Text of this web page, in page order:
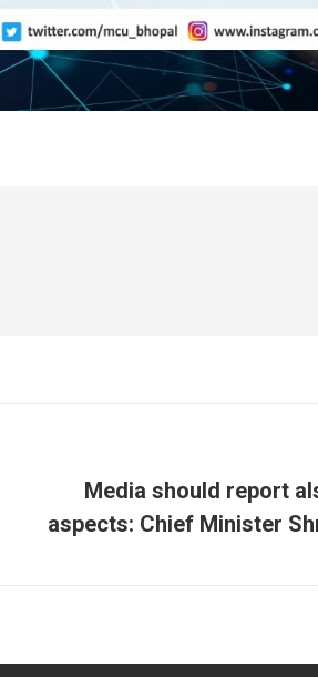
post:
Media should report
aspects: Chief Minister